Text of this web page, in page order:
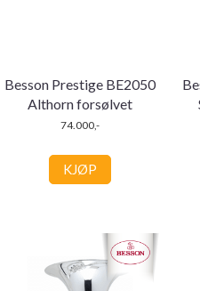
Besson Prestige BE2050
Althorn forsølvet
74.000,-
KJØP